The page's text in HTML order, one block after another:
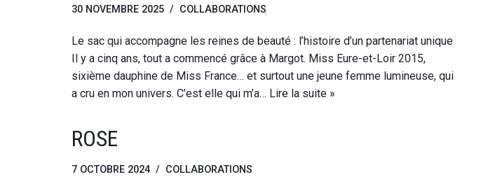
30 NOVEMBRE 2025 COLLABORATIONS
Le sac qui accompagne les reines de beauté : l’histoire d’un partenariat unique
Il y a cinq ans, tout a commencé grâce à Margot. Miss Eure-et-Loir 2015,
sixième dauphine de Miss France… et surtout une jeune femme lumineuse, qui
a cru en mon univers. C’est elle qui m’a… Lire la suite »
ROSE
7 OCTOBRE 2024 COLLABORATIONS